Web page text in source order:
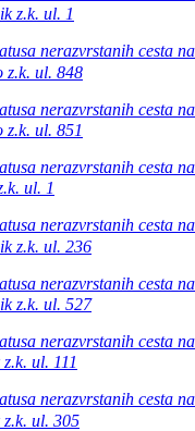
z.k. ul. 1
nerazvrstanih cesta
z.k. ul. 848
nerazvrstanih cesta
ul. 851
nerazvrstanih cesta
ul. 1
nerazvrstanih cesta
z.k. ul. 236
nerazvrstanih cesta
z.k. ul. 527
nerazvrstanih cesta
ul. 111
nerazvrstanih cesta
ul. 305